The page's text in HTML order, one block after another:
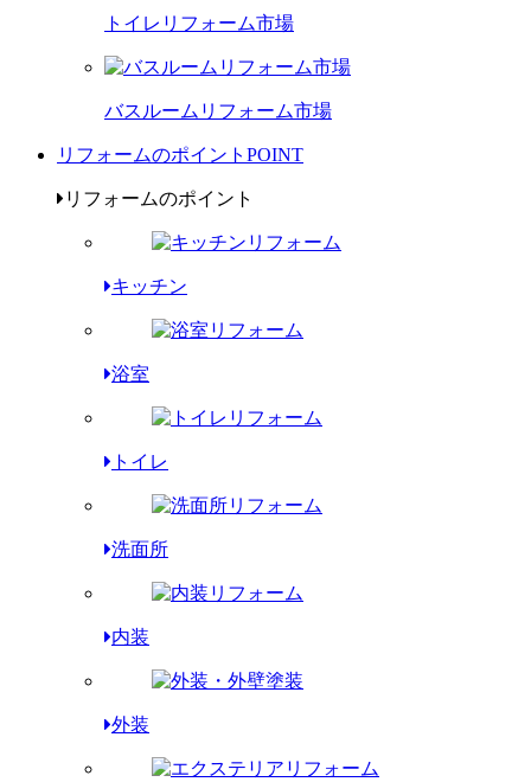
トイレリフォーム市場
バスルームリフォーム市場
リフォームのポイント POINT
リフォームのポイント
キッチン
浴室
トイレ
洗面所
内装
外装